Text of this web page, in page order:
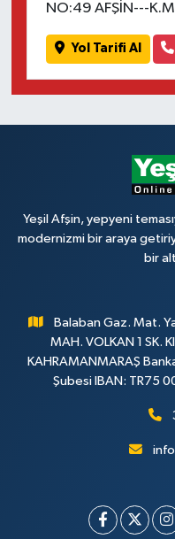
NO:49 AFŞİN---
Yol Tarifi Al
Yeşil Afşin, yepyeni
modernizmi bir araya
bir
Balaban Gaz. Mat.
MAH. VOLKAN 1 SK.
KAHRAMANMARAŞ
Şubesi IBAN: TR75